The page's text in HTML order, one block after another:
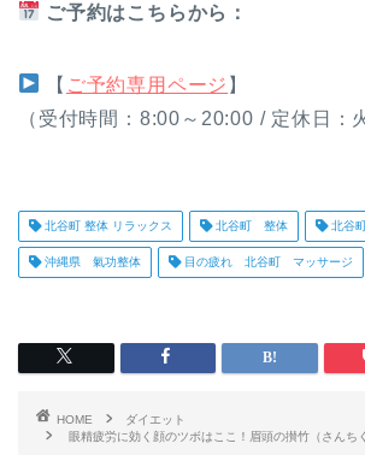
ご予約はこちらから：
【 ご予約専用ページ 】
（受付時間：8:00～20:00 / 定休日：
北谷町 整体 リラックス 北谷町 整体 北谷
沖縄県 氣功整体 目の疲れ 北谷町 マッサージ
HOME
ダイエット
眼精疲労に効く顔のツボはここ！眉頭の攅竹（さんち